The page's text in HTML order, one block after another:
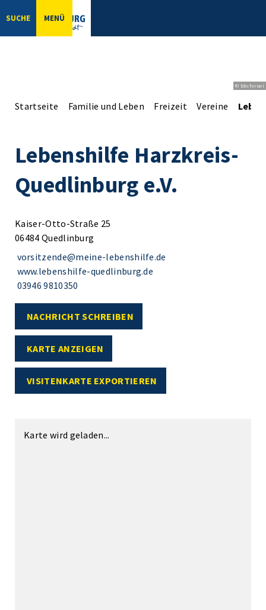
SUCHE MENÜ
© bbsferrari
Startseite Familie und Leben Freizeit Vereine
Lebenshilfe Harzkreis-
Quedlinburg e.V.
Kaiser-Otto-Straße 25
06484 Quedlinburg
vorsitzende@meine-lebenshilfe.de
www.lebenshilfe-quedlinburg.de
03946 9810350
NACHRICHT SCHREIBEN
KARTE ANZEIGEN
VISITENKARTE EXPORTIEREN
Karte wird geladen...